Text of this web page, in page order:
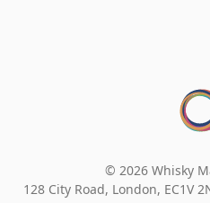
© 2026 Whisky
128 City Road, London, EC1V